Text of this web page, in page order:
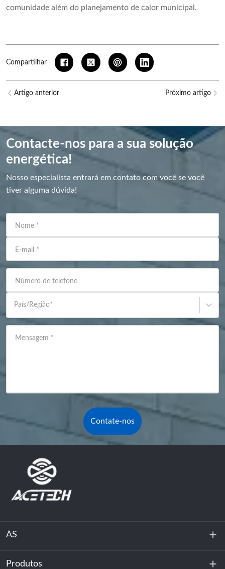
comunidade além do planejamento de calor municipal.
Compartilhar
Artigo anterior Próximo artigo
Contacte-nos para a sua solução
energética!
Nosso especialista entrará em contato com você se você
tiver alguma dúvida!
Nome *
E-mail *
Número de telefone
País/Região*
Mensagem *
Contate-nos
ÁS
Sobre nós
Produtos